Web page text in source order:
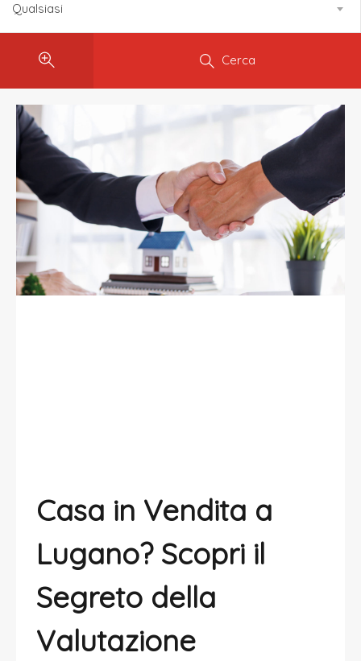
Qualsiasi
Cerca
Casa in Vendita a
Lugano? Scopri il
Segreto della
Valutazione